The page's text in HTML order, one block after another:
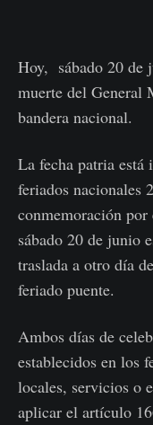
Hoy, sábado 20 de
muerte del General
bandera nacional.
La fecha patria
feriados nacionales
conmemoración
sábado 20 de junio
traslada a otro día
feriado puente.
Ambos días de
establecidos en los
locales, servicios o
aplicar el artículo